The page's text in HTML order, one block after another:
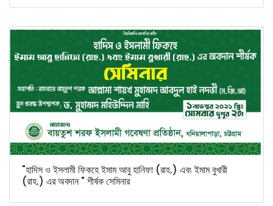
"হাদিস ও ইসলামী ফিকহে ইমাম আবু হানিফা (রাহ.) এবং ইমাম বুখারী
(রাহ.) এর অবদান " শীর্ষক সেমিনার